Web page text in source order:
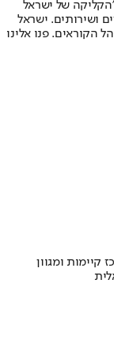
של ישראל
ושירותים. ישראל
הקוראים. פנו אלינו
קיימות ומגוון